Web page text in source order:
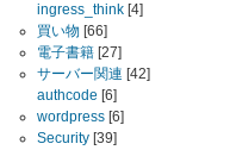
ingress_think [4]
買い物 [66]
電子書籍 [27]
サーバー関連 [42]
authcode [6]
wordpress [6]
Security [39]